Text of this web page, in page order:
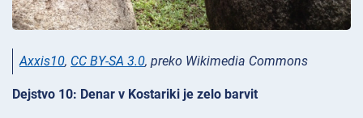
Axxis10, CC BY-SA 3.0, preko Wikimedia Commons
Dejstvo 10: Denar v Kostariki je zelo barvit